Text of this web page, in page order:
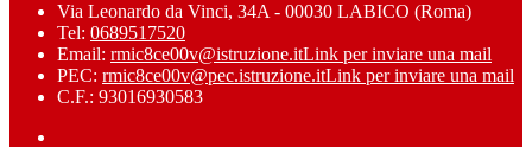
Via Leonardo da Vinci, 34A - 00030 LABICO (Roma)
Tel: 0689517520
Email: rmic8ce00v@istruzione.itLink per inviare una mail
PEC: rmic8ce00v@pec.istruzione.itLink per inviare una mail
C.F.: 93016930583